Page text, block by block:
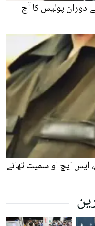
دوران پولیس کا آج
ایس ایچ او سمیت تھانے